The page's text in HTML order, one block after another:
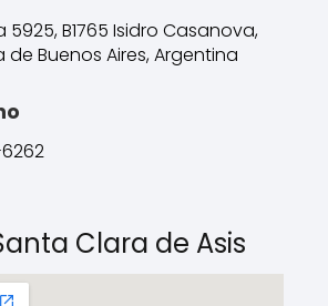
B1765 Isidro Casanova,
de Buenos Aires, Argentina
6262
Clara de Asis